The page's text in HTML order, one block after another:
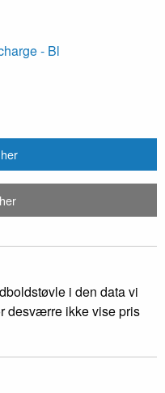
- Bl
i den data vi
desværre ikke vise pris